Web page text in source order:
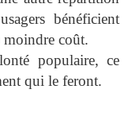
bénéficient
moindre coût.
populaire, ce
qui le feront.